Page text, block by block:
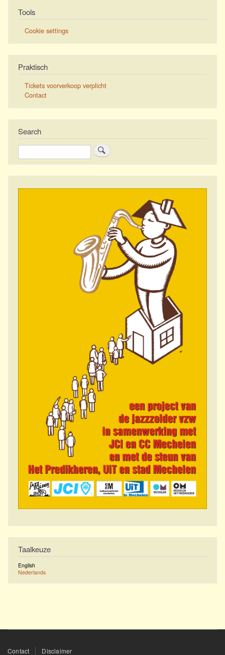
Tools
Cookie settings
Praktisch
Tickets voorverkoop verplicht
Contact
Search
Search
Taalkeuze
English
Nederlands
Footer
Contact Disclaimer